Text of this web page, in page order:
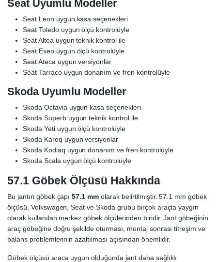
Seat Uyumlu Modeller
Seat Leon uygun kasa seçenekleri
Seat Toledo uygun ölçü kontrolüyle
Seat Altea uygun teknik kontrol ile
Seat Exeo uygun ölçü kontrolüyle
Seat Ateca uygun versiyonlar
Seat Tarraco uygun donanım ve fren kontrolüyle
Skoda Uyumlu Modeller
Skoda Octavia uygun kasa seçenekleri
Skoda Superb uygun teknik kontrol ile
Skoda Yeti uygun ölçü kontrolüyle
Skoda Karoq uygun versiyonlar
Skoda Kodiaq uygun donanım ve fren kontrolüyle
Skoda Scala uygun ölçü kontrolüyle
57.1 Göbek Ölçüsü Hakkında
Bu jantın göbek çapı57.1 mm olarak belirtilmiştir. 57.1 mm göbek
ölçüsü, Volkswagen, Seat ve Skoda grubu birçok araçta yaygın
olarak kullanılan merkez göbek ölçülerinden biridir. Jant göbeğinin
araç göbeğine doğru şekilde oturması, montaj sonrası titreşim ve
balans problemlerinin azaltılması açısından önemlidir.
Göbek ölçüsü araca uygun olduğunda jant daha sağlıklı